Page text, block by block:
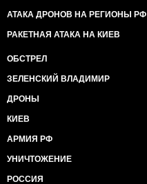
АТАКА ДРОНОВ НА РЕГИОНЫ РФ
РАКЕТНАЯ АТАКА НА КИЕВ
ОБСТРЕЛ
ЗЕЛЕНСКИЙ ВЛАДИМИР
ДРОНЫ
КИЕВ
АРМИЯ РФ
УНИЧТОЖЕНИЕ
РОССИЯ